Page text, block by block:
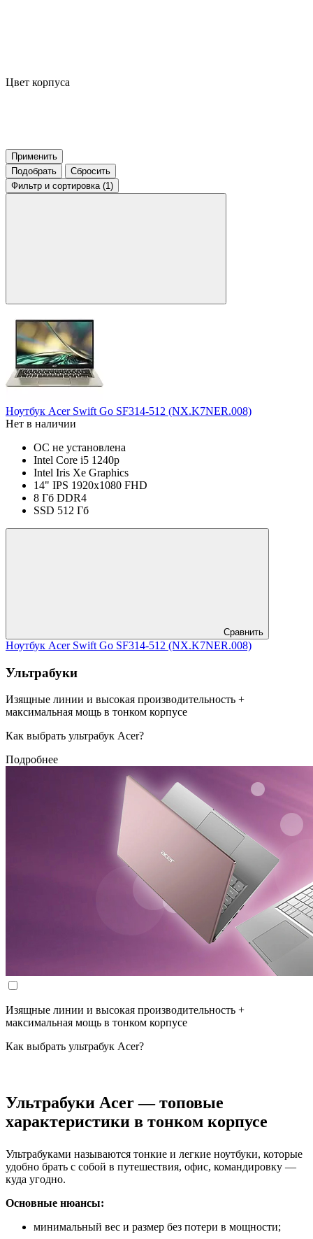
Цвет корпуса
Применить
Подобрать
Сбросить
Фильтр и сортировка (1)
Ноутбук Acer Swift Go SF314-512 (NX.K7NER.008)
Нет в наличии
ОС не установлена
Intel Core i5 1240p
Intel Iris Xe Graphics
14" IPS 1920x1080 FHD
8 Гб DDR4
SSD 512 Гб
Сравнить
Ноутбук Acer Swift Go SF314-512 (NX.K7NER.008)
Ультрабуки
Изящные линии и высокая производительность +
максимальная мощь в тонком корпусе
Как выбрать ультрабук Acer?
Подробнее
Изящные линии и высокая производительность +
максимальная мощь в тонком корпусе
Как выбрать ультрабук Acer?
Ультрабуки Acer — топовые
характеристики в тонком корпусе
Ультрабуками называются тонкие и легкие ноутбуки, которые
удобно брать с собой в путешествия, офис, командировку —
куда угодно.
Основные нюансы:
минимальный вес и размер без потери в мощности;